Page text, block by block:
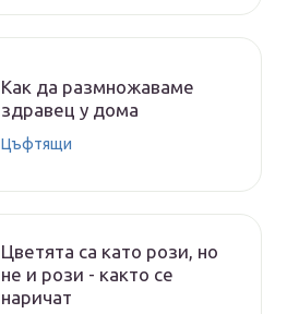
Как да размножаваме
здравец у дома
Цъфтящи
Цветята са като рози, но
не и рози - както се
наричат